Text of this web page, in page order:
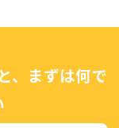
、まずは何で